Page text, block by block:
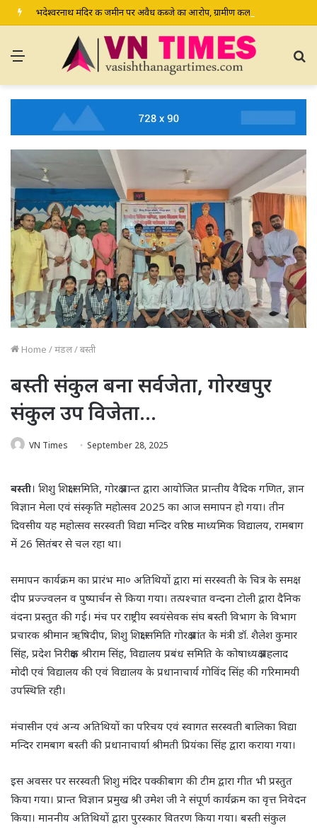
Menu
Home /मंडल/बस्ती
बस्ती संकुल बना सर्वजेता, गोरखपुर
संकुल उप विजेता…
VN Times September 28, 2025
बस्ती। शिशु शिक्षा समिति, गोरक्ष प्रान्त द्वारा आयोजित प्रान्तीय वैदिक गणित, ज्ञान
विज्ञान मेला एवं संस्कृति महोत्सव 2025 का आज समापन हो गया। तीन
दिवसीय यह महोत्सव सरस्वती विद्या मन्दिर वरिष्ठ माध्यमिक विद्यालय, रामबाग
में 26 सितंबर से चल रहा था।
समापन कार्यक्रम का प्रारंभ मा० अतिथियों द्वारा मां सरस्वती के चित्र के समक्ष
दीप प्रज्ज्वलन व पुष्पार्चन से किया गया। तत्पश्चात वन्दना टोली द्वारा दैनिक
वंदना प्रस्तुत की गई। मंच पर राष्ट्रीय स्वयंसेवक संघ बस्ती विभाग के विभाग
प्रचारक श्रीमान ऋषिदीप, शिशु शिक्षा समिति गोरक्ष प्रांत के मंत्री डॉ. शैलेश कुमार
सिंह, प्रदेश निरीक्षक श्रीराम सिंह, विद्यालय प्रबंध समिति के कोषाध्यक्ष प्रहलाद
मोदी एवं विद्यालय की एवं विद्यालय के प्रधानाचार्य गोविंद सिंह की गरिमामयी
उपस्थिति रही।
मंचासीन एवं अन्य अतिथियों का परिचय एवं स्वागत सरस्वती बालिका विद्या
मन्दिर रामबाग बस्ती की प्रधानाचार्या श्रीमती प्रियंका सिंह द्वारा कराया गया।
इस अवसर पर सरस्वती शिशु मंदिर पक्कीबाग की टीम द्वारा गीत भी प्रस्तुत
किया गया। प्रान्त विज्ञान प्रमुख श्री उमेश जी ने संपूर्ण कार्यक्रम का वृत्त निवेदन
किया। माननीय अतिथियों द्वारा पुरस्कार वितरण किया गया। बस्ती संकुल